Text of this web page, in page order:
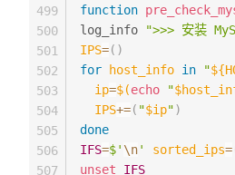
function
log_info
">>> 安装
IPS=( )
for
host_info in "
ip=$(echo "
IPS+=( "$ip")
done
IFS=$' \n' sorted_ips=
unset
IFS
499
500
501
502
503
504
505
506
507